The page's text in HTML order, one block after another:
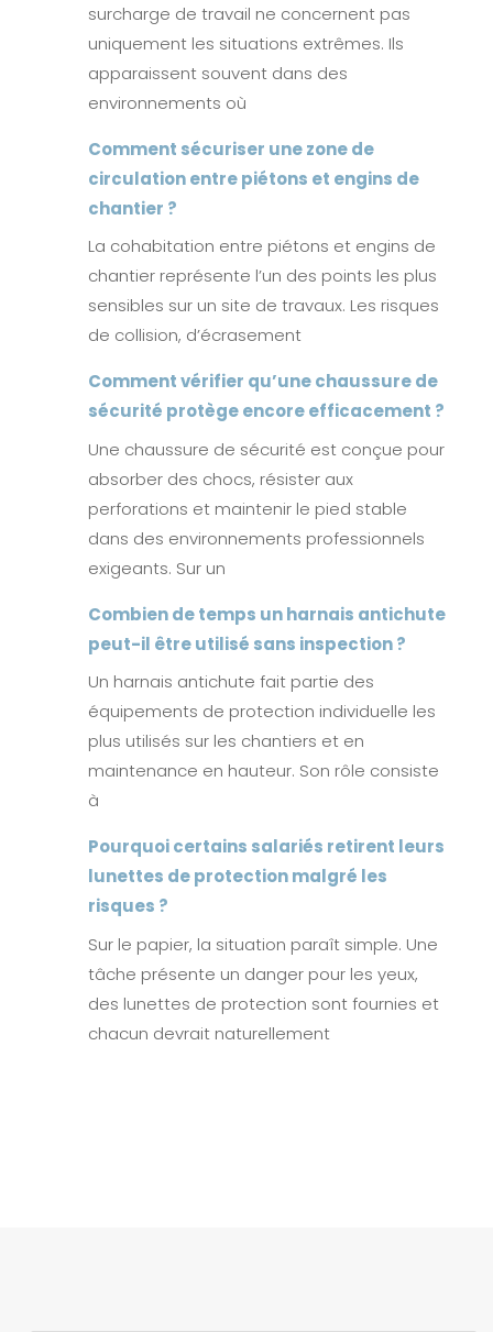
surcharge de travail ne concernent pas
uniquement les situations extrêmes. Ils
apparaissent souvent dans des
environnements où
Comment sécuriser une zone de
circulation entre piétons et engins de
chantier ?
La cohabitation entre piétons et engins de
chantier représente l’un des points les plus
sensibles sur un site de travaux. Les risques
de collision, d’écrasement
Comment vérifier qu’une chaussure de
sécurité protège encore efficacement ?
Une chaussure de sécurité est conçue pour
absorber des chocs, résister aux
perforations et maintenir le pied stable
dans des environnements professionnels
exigeants. Sur un
Combien de temps un harnais antichute
peut-il être utilisé sans inspection ?
Un harnais antichute fait partie des
équipements de protection individuelle les
plus utilisés sur les chantiers et en
maintenance en hauteur. Son rôle consiste
à
Pourquoi certains salariés retirent leurs
lunettes de protection malgré les
risques ?
Sur le papier, la situation paraît simple. Une
tâche présente un danger pour les yeux,
des lunettes de protection sont fournies et
chacun devrait naturellement